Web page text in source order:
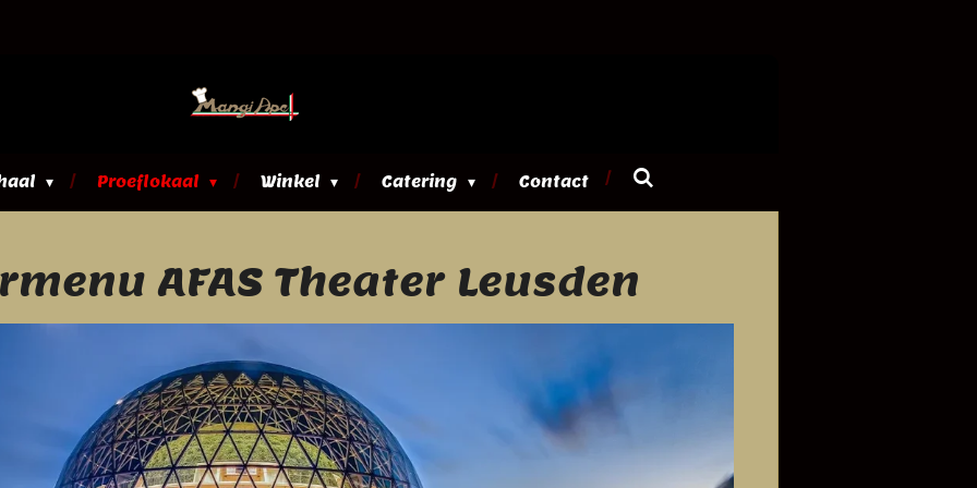
Proeflokaal Winkel Catering Contact
AFAS Theater Leusden